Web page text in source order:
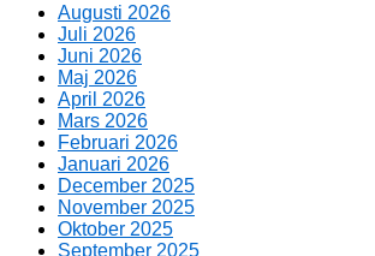
Augusti 2026
Juli 2026
Juni 2026
Maj 2026
April 2026
Mars 2026
Februari 2026
Januari 2026
December 2025
November 2025
Oktober 2025
September 2025